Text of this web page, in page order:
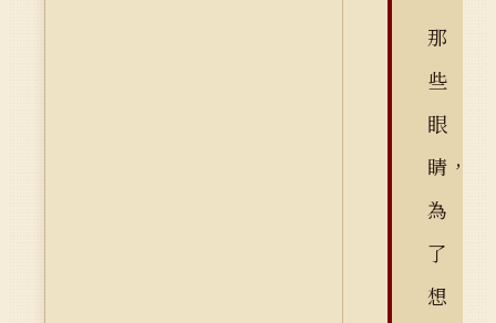
那
些
眼
睛，
為
了
想